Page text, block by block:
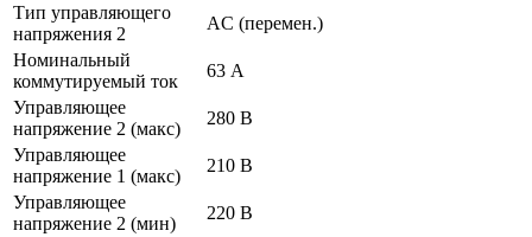
Тип управляющего
напряжения 2
AC (перемен.)
Номинальный
коммутируемый ток
63 А
Управляющее
напряжение 2 (макс)
280 В
Управляющее
напряжение 1 (макс)
210 В
Управляющее
напряжение 2 (мин)
220 В